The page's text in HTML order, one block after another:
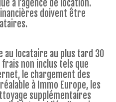
à l’agence de location.
doivent être
au locataire au plus tard 30
non inclus tels que
le chargement des
à Immo Europe, les
supplémentaires